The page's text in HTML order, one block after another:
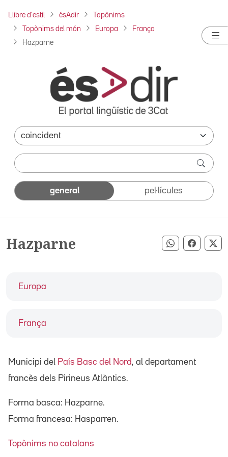
Llibre d'estil ésAdir Topònims
Topònims del món Europa França
Hazparne
general pel·lícules
Hazparne Compartir
Europa
França
Municipi del País Basc del Nord, al departament
francès dels Pirineus Atlàntics.
Forma basca: Hazparne.
Forma francesa: Hasparren.
Topònims no catalans